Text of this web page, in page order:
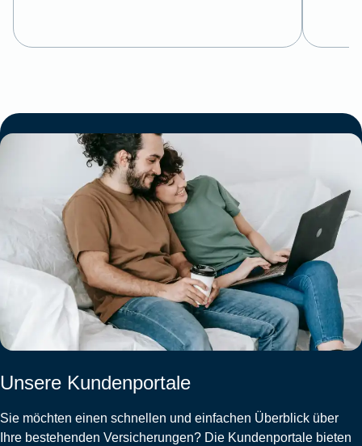
Unsere Kundenportale
Sie möchten einen schnellen und einfachen Überblick über
Ihre bestehenden Versicherungen? Die Kundenportale bieten